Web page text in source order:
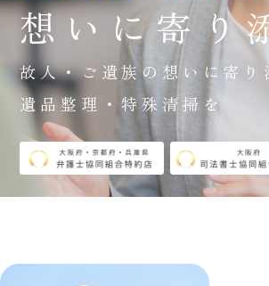
想いに寄り
故人・ご遺族の想いに寄り
遺品整理・特殊清掃を